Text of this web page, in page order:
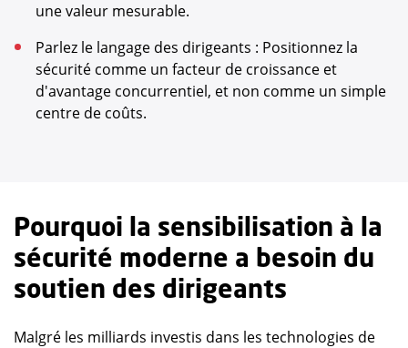
une valeur mesurable.
Parlez le langage des dirigeants : Positionnez la
sécurité comme un facteur de croissance et
d'avantage concurrentiel, et non comme un simple
centre de coûts.
Pourquoi la sensibilisation à la
sécurité moderne a besoin du
soutien des dirigeants
Malgré les milliards investis dans les technologies de